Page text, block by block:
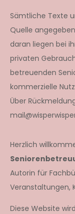
Sämtliche Texte
Quelle
daran liegen bei
privaten
betreuenden
kommerzielle
Über
Herzlich
Autorin für
Veranstaltungen,
Diese Website